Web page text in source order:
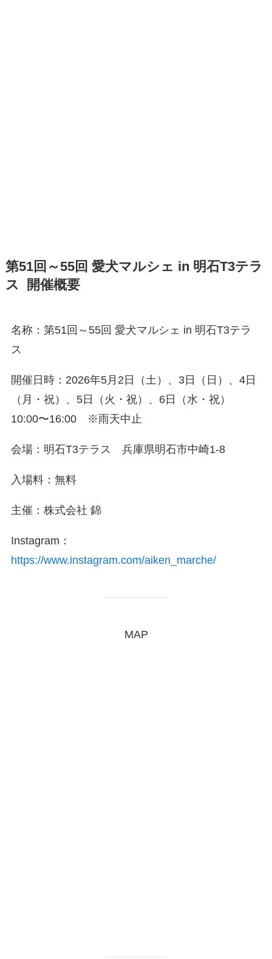
第51回～55回 愛犬マルシェ in 明石T3テラ
ス 開催概要
名称：第51回～55回 愛犬マルシェ in 明石T3テラ
ス
開催日時：2026年5月2日（土）、3日（日）、4日
（月・祝）、5日（火・祝）、6日（水・祝）
10:00〜16:00 ※雨天中止
会場：明石T3テラス 兵庫県明石市中崎1-8
入場料：無料
主催：株式会社 錦
Instagram：
https://www.instagram.com/aiken_marche/
MAP